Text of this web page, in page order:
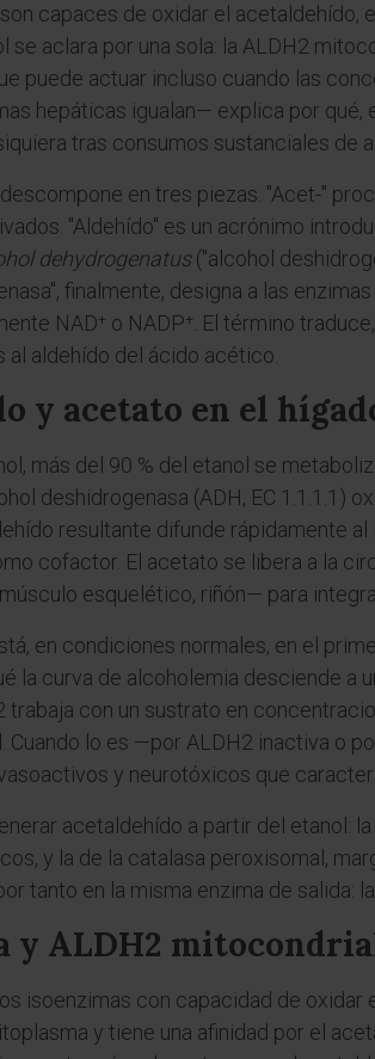
capaces de oxidar el
se aclara por una sola: la ALDH2
puede actuar incluso cuando las
hepáticas igualan— explica por qué,
tras consumos sustanciales de
en tres piezas. "Acet-"
"Aldehído" es un acrónimo
dehydrogenatus("alcohol
finalmente, designa a las
NAD⁺ o NADP⁺. El término
al aldehído del ácido acético.
y acetato en el
más del 90 % del etanol se
deshidrogenasa (ADH, EC 1.1.1.1)
resultante difunde rápidamente
cofactor. El acetato se libera a la
esquelético, riñón— para
en condiciones normales, en el
la curva de alcoholemia desciende
trabaja con un sustrato en
Cuando lo es —por ALDH2 inactiva o
y neurotóxicos que
acetaldehído a partir del etanol:
y la de la catalasa peroxisomal,
tanto en la misma enzima de salida:
y ALDH2
isoenzimas con capacidad de oxidar
y tiene una afinidad por el